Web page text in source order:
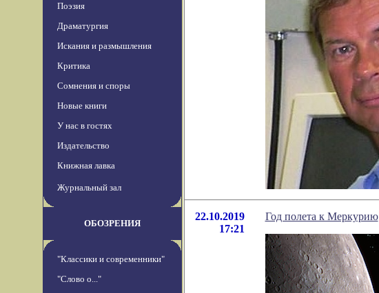
Поэзия
Драматургия
Искания и размышления
Критика
Сомнения и споры
Новые книги
У нас в гостях
Издательство
Книжная лавка
Журнальный зал
ОБОЗРЕНИЯ
"Классики и современники"
"Слово о..."
22.10.2019
17:21
Год полета к Меркурию